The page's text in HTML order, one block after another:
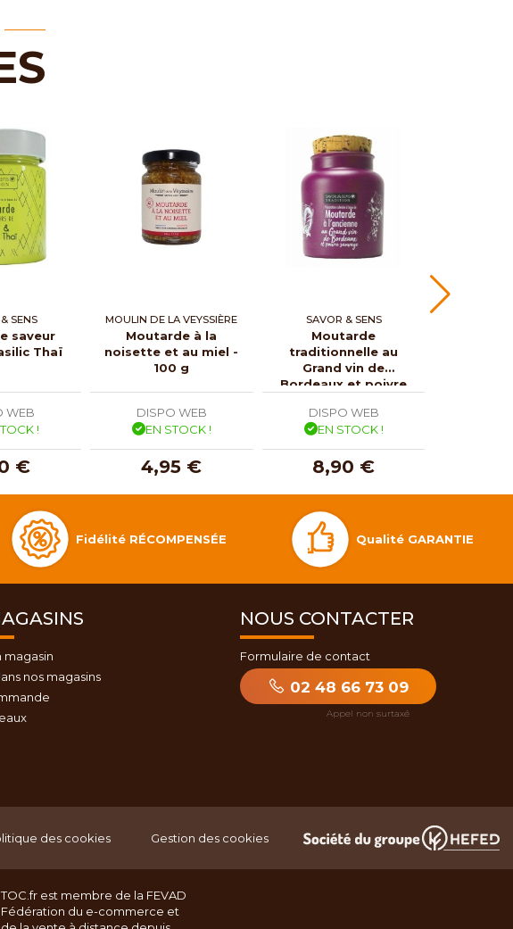
SENS
saveur
Thaï
WEB
!
€
MOULIN DE LA VEYSSIÈRE
Moutarde à la
noisette et au miel -
100 g
DISPO WEB
EN STOCK !
4,95 €
SAVOR & SENS
Moutarde
traditionnelle au
Grand vin de
Bordeaux et poivre
DISPO WEB
EN STOCK !
8,90 €
Fidélité RÉCOMPENSÉE Qualité GARANTIE
magasin
nos magasins
NOUS CONTACTER
Formulaire de contact
02 48 66 73 09
des cookies Gestion des cookies
TOC.fr est membre de la FEVAD
Fédération du e-commerce et